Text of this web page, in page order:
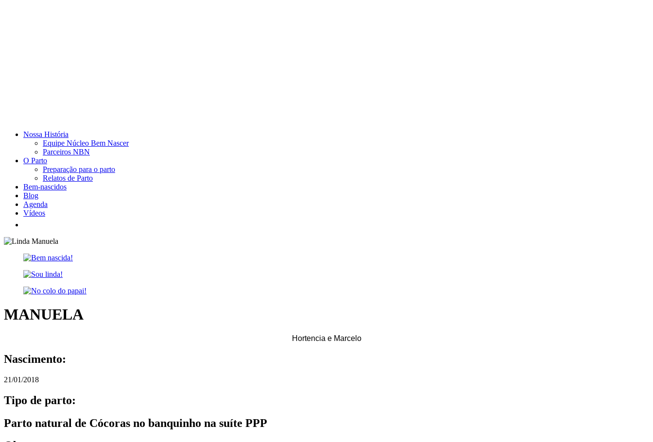
Nossa História
Equipe Núcleo Bem Nascer
Parceiros NBN
O Parto
Preparação para o parto
Relatos de Parto
Bem-nascidos
Blog
Agenda
Vídeos
MANUELA
Hortencia e Marcelo
Nascimento:
21/01/2018
Tipo de parto:
Parto natural de Cócoras no banquinho na suíte PPP